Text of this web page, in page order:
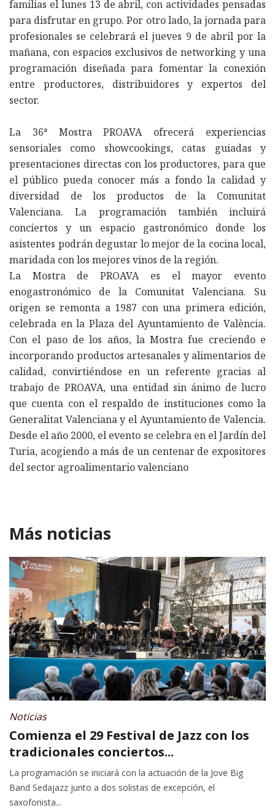
familias el lunes 13 de abril, con actividades pensadas
para disfrutar en grupo. Por otro lado, la jornada para
profesionales se celebrará el jueves 9 de abril por la
mañana, con espacios exclusivos de networking y una
programación diseñada para fomentar la conexión
entre productores, distribuidores y expertos del
sector.
La 36ª Mostra PROAVA ofrecerá experiencias
sensoriales como showcookings, catas guiadas y
presentaciones directas con los productores, para que
el público pueda conocer más a fondo la calidad y
diversidad de los productos de la Comunitat
Valenciana. La programación también incluirá
conciertos y un espacio gastronómico donde los
asistentes podrán degustar lo mejor de la cocina local,
maridada con los mejores vinos de la región.
La Mostra de PROAVA es el mayor evento
enogastronómico de la Comunitat Valenciana. Su
origen se remonta a 1987 con una primera edición,
celebrada en la Plaza del Ayuntamiento de València.
Con el paso de los años, la Mostra fue creciendo e
incorporando productos artesanales y alimentarios de
calidad, convirtiéndose en un referente gracias al
trabajo de PROAVA, una entidad sin ánimo de lucro
que cuenta con el respaldo de instituciones como la
Generalitat Valenciana y el Ayuntamiento de Valencia.
Desde el año 2000, el evento se celebra en el Jardín del
Turia, acogiendo a más de un centenar de expositores
del sector agroalimentario valenciano
Más noticias
Noticias
Comienza el 29 Festival de Jazz con los
tradicionales conciertos...
La programación se iniciará con la actuación de la Jove Big
Band Sedajazz junto a dos solistas de excepción, el
saxofonista...